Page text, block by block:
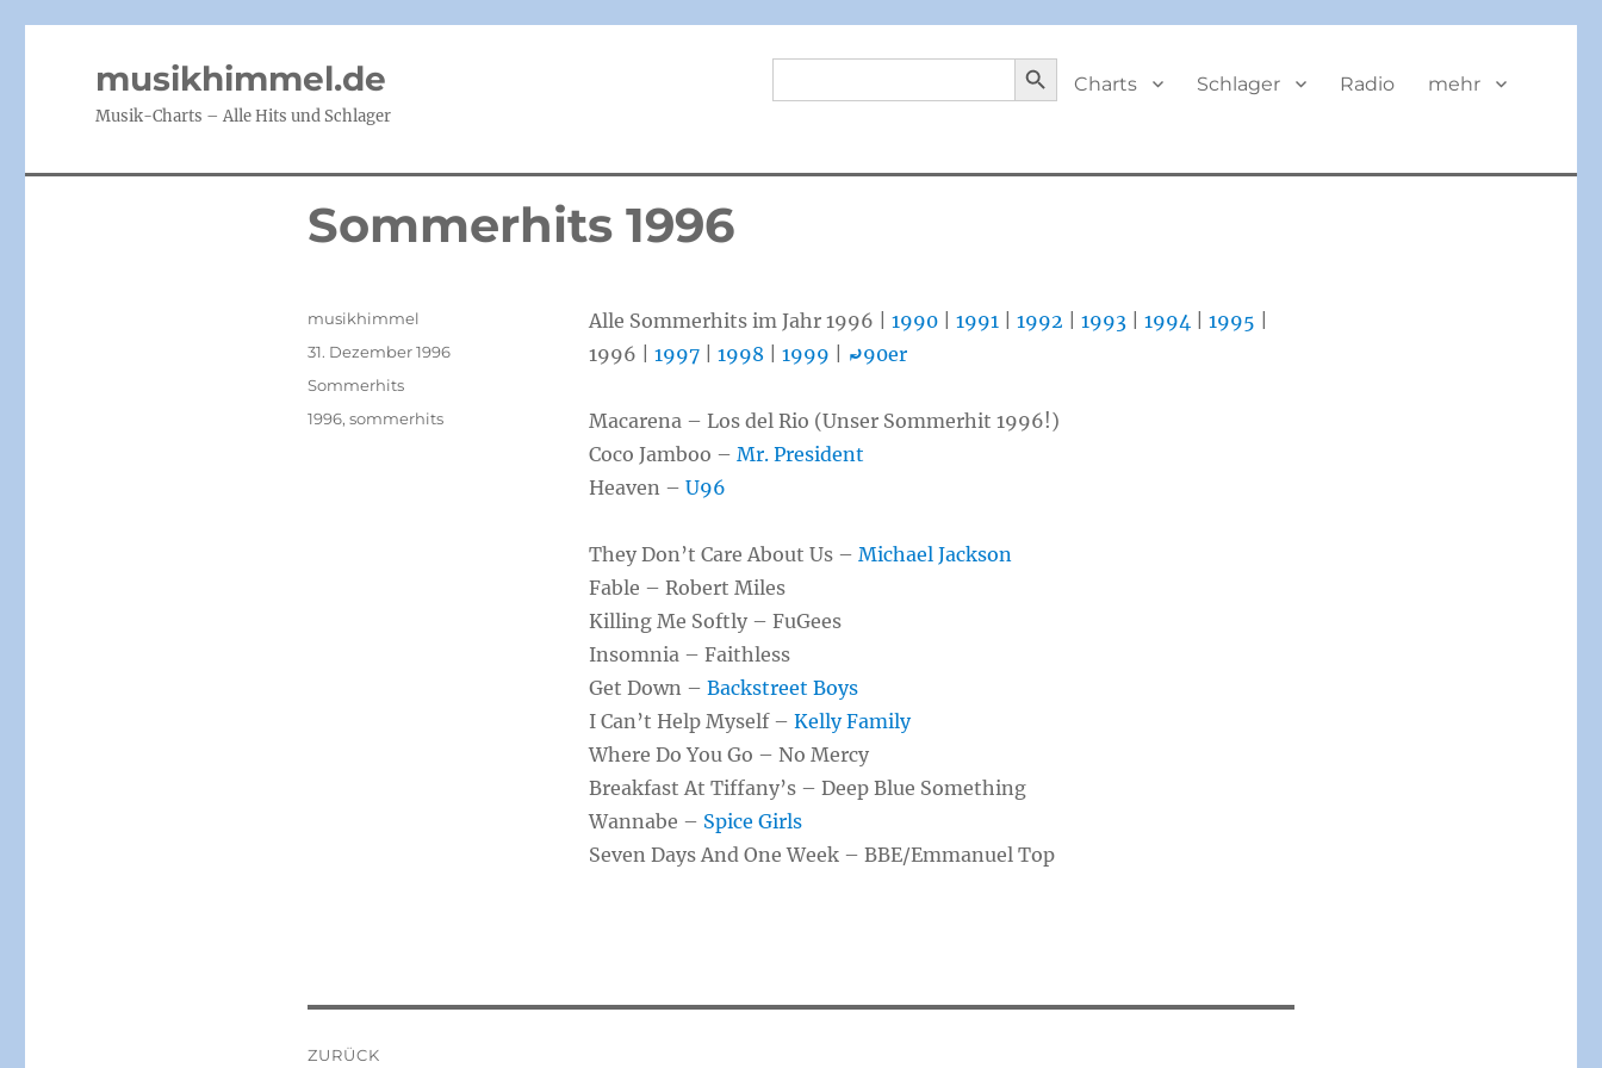
musikhimmel.de
Musik-Charts – Alle Hits und Schlager
Search
SEARCH BUTTON
Charts
Schlager Radio mehr
Sommerhits 1996
Alle Sommerhits im Jahr 1996 |1990 |1991 |1992 |1993 |1994 |1995
1996 |1997 |1998 |1999 ⤾90er
Macarena – Los del Rio (Unser Sommerhit 1996!)
Coco Jamboo –Mr. President
Heaven –U96
They Don’t Care About Us –Michael Jackson
Fable – Robert Miles
Killing Me Softly – FuGees
Insomnia – Faithless
Get Down –Backstreet Boys
I Can’t Help Myself –Kelly Family
Where Do You Go – No Mercy
Breakfast At Tiffany’s – Deep Blue Something
Wannabe – Spice Girls
Seven Days And One Week – BBE/Emmanuel Top
Autor
musikhimmel
Veröffentlicht
am
31. Dezember 1996
Kategorien
Sommerhits
Schlagwörter
1996, sommerhits
ZURÜCK